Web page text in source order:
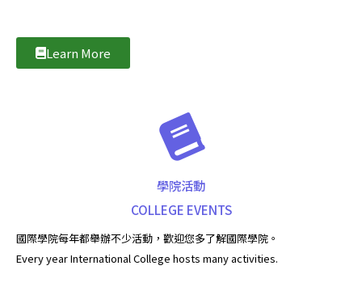
Learn More
學院活動
COLLEGE EVENTS
國際學院每年都舉辦不少活動，歡迎您多了解國際學院。
Every year International College hosts many activities.